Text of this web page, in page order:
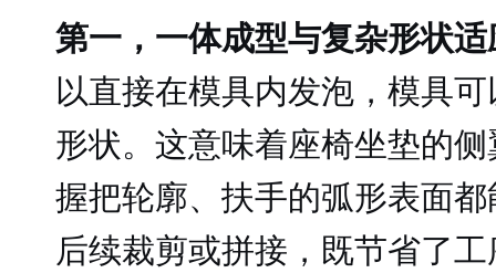
第一，一体成型与复杂形状
以直接在模具内发泡，模具
形状。这意味着座椅坐垫的
握把轮廓、扶手的弧形表面
后续裁剪或拼接，既节省了